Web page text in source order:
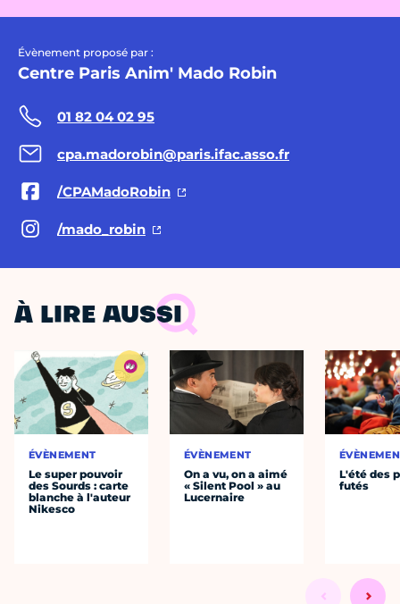
Évènement proposé par :
Centre Paris Anim' Mado Robin
01 82 04 02 95
cpa.madorobin@paris.ifac.asso.fr
/CPAMadoRobin
/mado_robin
À LIRE AUSSI
ÉVÈNEMENT
Le super pouvoir
des Sourds : carte
blanche à l'auteur
Nikesco
ÉVÈNEMENT
On a vu, on a aimé
« Silent Pool » au
Lucernaire
L'été des
futés